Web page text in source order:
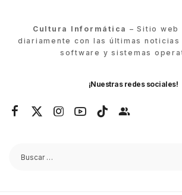
Cultura Informática – Sitio web
diariamente con las últimas
software y sistemas
¡Nuestras redes sociales!